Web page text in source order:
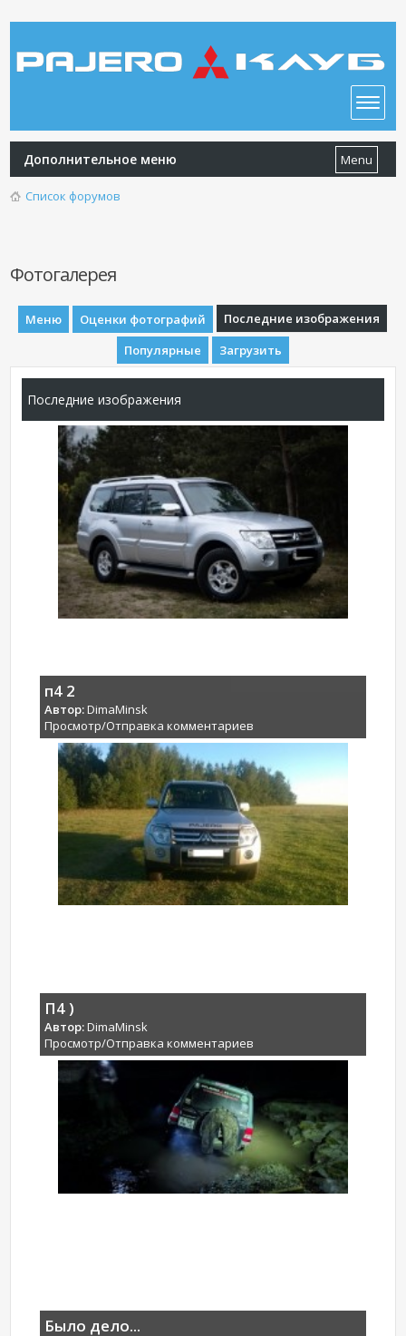
Дополнительное меню Menu
Список форумов
Фотогалерея
Меню Оценки фотографий
Последние изображения
Популярные
Загрузить
Последние изображения
п4 2
Автор:DimaMinsk
Просмотр/Отправка комментариев
П4 )
Автор:DimaMinsk
Просмотр/Отправка комментариев
Было дело...